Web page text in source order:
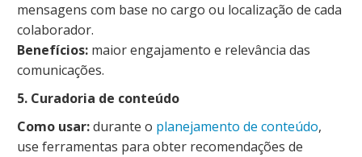
mensagens com base no cargo ou localização de cada
colaborador.
Benefícios: maior engajamento e relevância das
comunicações.
5. Curadoria de conteúdo
Como usar:durante o planejamento de conteúdo,
use ferramentas para obter recomendações de